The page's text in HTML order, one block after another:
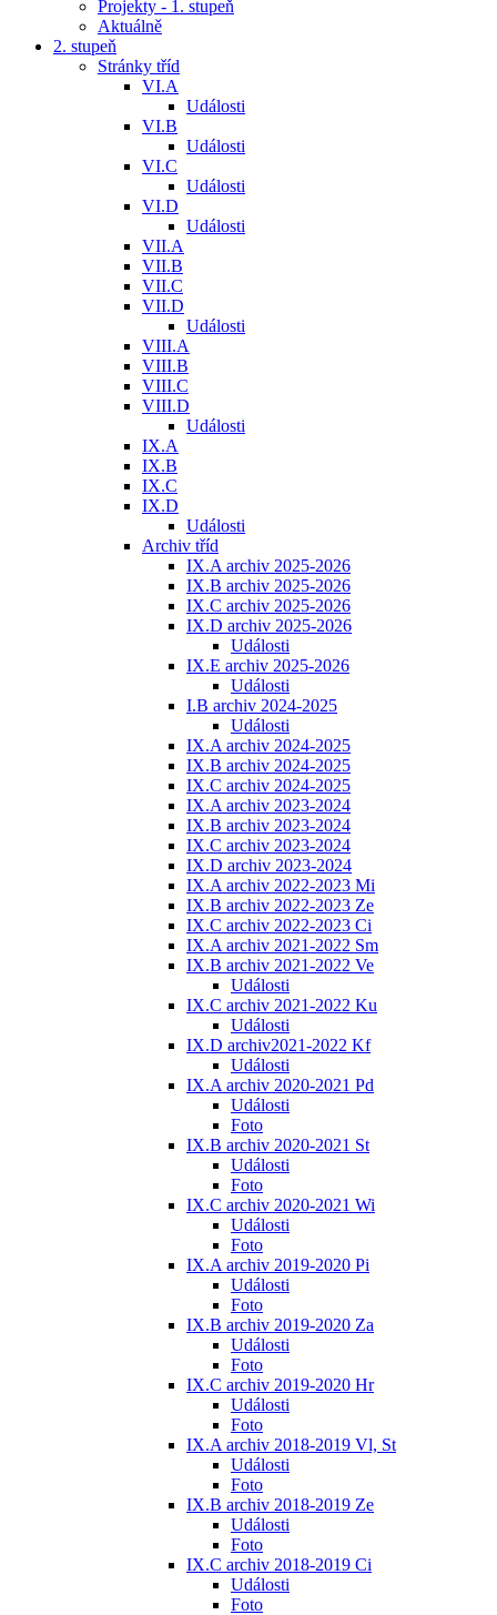
Projekty - 1. stupeň
Aktuálně
2. stupeň
Stránky tříd
VI.A
Události
VI.B
Události
VI.C
Události
VI.D
Události
VII.A
VII.B
VII.C
VII.D
Události
VIII.A
VIII.B
VIII.C
VIII.D
Události
IX.A
IX.B
IX.C
IX.D
Události
Archiv tříd
IX.A archiv 2025-2026
IX.B archiv 2025-2026
IX.C archiv 2025-2026
IX.D archiv 2025-2026
Události
IX.E archiv 2025-2026
Události
I.B archiv 2024-2025
Události
IX.A archiv 2024-2025
IX.B archiv 2024-2025
IX.C archiv 2024-2025
IX.A archiv 2023-2024
IX.B archiv 2023-2024
IX.C archiv 2023-2024
IX.D archiv 2023-2024
IX.A archiv 2022-2023 Mi
IX.B archiv 2022-2023 Ze
IX.C archiv 2022-2023 Ci
IX.A archiv 2021-2022 Sm
IX.B archiv 2021-2022 Ve
Události
IX.C archiv 2021-2022 Ku
Události
IX.D archiv2021-2022 Kf
Události
IX.A archiv 2020-2021 Pd
Události
Foto
IX.B archiv 2020-2021 St
Události
Foto
IX.C archiv 2020-2021 Wi
Události
Foto
IX.A archiv 2019-2020 Pi
Události
Foto
IX.B archiv 2019-2020 Za
Události
Foto
IX.C archiv 2019-2020 Hr
Události
Foto
IX.A archiv 2018-2019 Vl, St
Události
Foto
IX.B archiv 2018-2019 Ze
Události
Foto
IX.C archiv 2018-2019 Ci
Události
Foto